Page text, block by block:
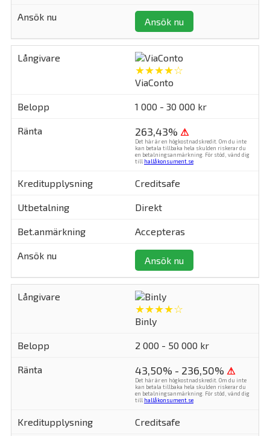
Ansök nu
★★★★☆
ViaConto
1 000 - 30 000 kr
263,43% ⚠
Det här är en högkostnadskredit. Om du inte
kan betala tillbaka hela skulden riskerar du
en betalningsanmärkning. För stöd, vänd dig
till hallåkonsument.se
Creditsafe
Direkt
Accepteras
Ansök nu
★★★★☆
Binly
2 000 - 50 000 kr
43,50% - 236,50% ⚠
Det här är en högkostnadskredit. Om du inte
kan betala tillbaka hela skulden riskerar du
en betalningsanmärkning. För stöd, vänd dig
till hallåkonsument.se
Creditsafe